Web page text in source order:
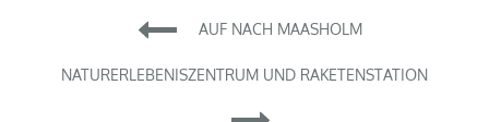
Beitragsnavigation
AUF NACH MAASHOLM
NATURERLEBENISZENTRUM UND RAKETENSTATION